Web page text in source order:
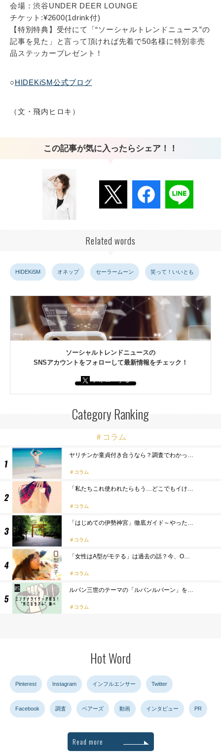
会場：渋谷UNDER DEER LOUNGE
チケット:¥2600(1drink付)
【特別特典】受付にて「“ソーシャルトレンドニュース”の
記事を見た」と言って頂ければ先着で50名様に特別非売
品ステッカープレゼント！
○HIDEKiSM公式ブログ
（文・飛内ヒロキ）
この記事が気に入ったらシェア！！
Related words
HIDEKiSM オネップ セーラームーン 笑って！いいとも
ソーシャルトレンドニュースの
SNSアカウントをフォローして最新情報をチェック！
フォローする
Category Ranking
＃コラム
ヤリチンか童貞付き合うなら？調査でわかっ…
コラム
「私たちこれ使われたらもう…どこでもイけ…
コラム
「はじめての伊勢神宮」徹底ガイド～やった…
コラム
「女性はA型がモテる」は過去の話？今、O…
コラム
ルパン三世のテーマの「ルパンルパーン」を…
コラム
Hot Word
Pinterest Instagram インフルエンサー Twitter
Facebook 調査 ペアーズ 動画 インタビュー PR
Read more